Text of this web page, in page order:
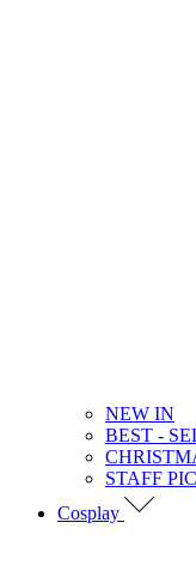
NEW IN
BEST -
STAFF
Cosplay